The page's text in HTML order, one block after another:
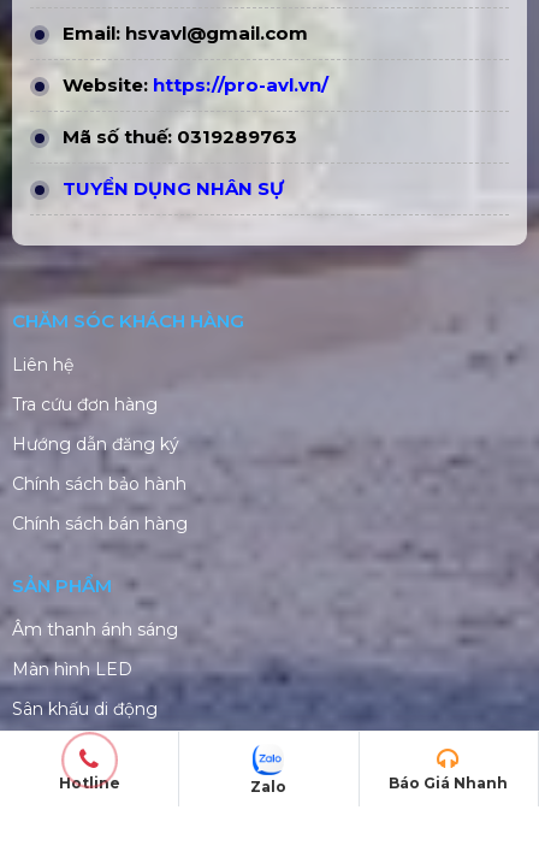
Email: hsvavl@gmail.com
Website: https://pro-avl.vn/
Mã số thuế: 0319289763
TUYỂN DỤNG NHÂN SỰ
CHĂM SÓC KHÁCH HÀNG
Liên hệ
Tra cứu đơn hàng
Hướng dẫn đăng ký
Chính sách bảo hành
Chính sách bán hàng
SẢN PHẨM
Âm thanh ánh sáng
Màn hình LED
Sân khấu di động
Khung Truss nhôm
CHO THUÊ THIẾT BỊ SỰ KIỆN
Hotline Báo Giá Nhanh
Zalo